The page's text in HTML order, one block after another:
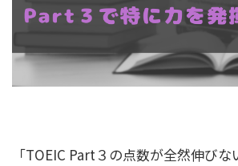
「TOEIC Part３の点数が全然伸びな